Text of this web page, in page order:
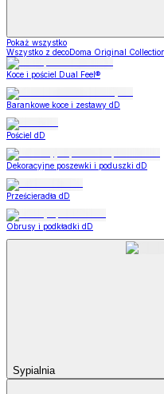
Pokaż wszystko
Wszystko z decoDoma Original
Koce i pościel Dual Feel®
Barankowe koce i zestawy dD
Pościel dD
Dekoracyjne poszewki i poduszki dD
Prześcieradła dD
Obrusy i podkładki dD
Sypialnia